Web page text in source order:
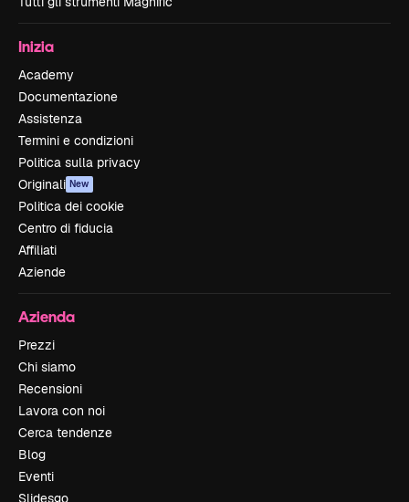
Inizia
Academy
Documentazione
Assistenza
Termini e condizioni
Politica sulla privacy
Originali New
Politica dei cookie
Centro di fiducia
Affiliati
Aziende
Azienda
Prezzi
Chi siamo
Recensioni
Lavora con noi
Cerca tendenze
Blog
Eventi
Slidesgo